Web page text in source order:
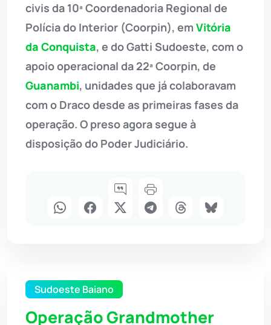
civis da 10ª Coordenadoria Regional de
Polícia do Interior (Coorpin), em Vitória
da Conquista, e do Gatti Sudoeste, com o
apoio operacional da 22ª Coorpin, de
Guanambi, unidades que já colaboravam
com o Draco desde as primeiras fases da
operação. O preso agora segue à
disposição do Poder Judiciário.
Sudoeste Baiano
Operação Grandmother